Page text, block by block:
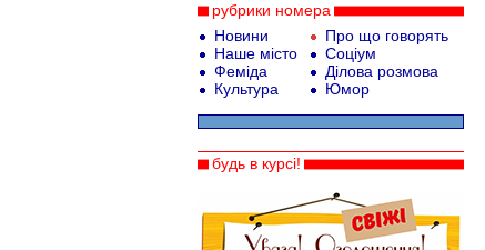
рубрики номера
Новини
Наше місто
Феміда
Культура
Про що говорять
Соціум
Ділова розмова
Юмор
будь в курсі!